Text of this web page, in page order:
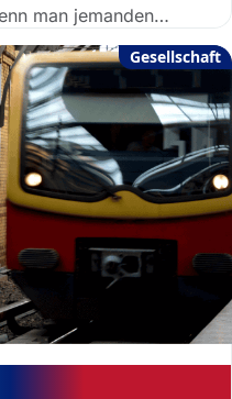
man jemanden
ist eine wissentlich
Gesellschaft